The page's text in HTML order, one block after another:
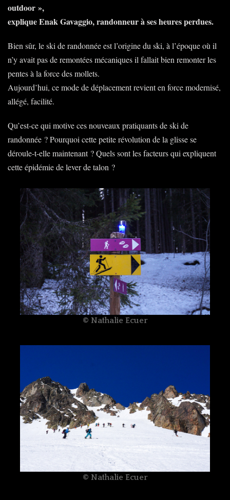
outdoor »,
explique Enak Gavaggio, randonneur à ses heures perdues.
Bien sûr, le ski de randonnée est l’origine du ski, à l’époque où il
n’y avait pas de remontées mécaniques il fallait bien remonter les
pentes à la force des mollets.
Aujourd’hui, ce mode de déplacement revient en force modernisé,
allégé, facilité.
Qu’est-ce qui motive ces nouveaux pratiquants de ski de
randonnée ? Pourquoi cette petite révolution de la glisse se
déroule-t-elle maintenant ? Quels sont les facteurs qui expliquent
cette épidémie de lever de talon ?
© Nathalie Ecuer
© Nathalie Ecuer